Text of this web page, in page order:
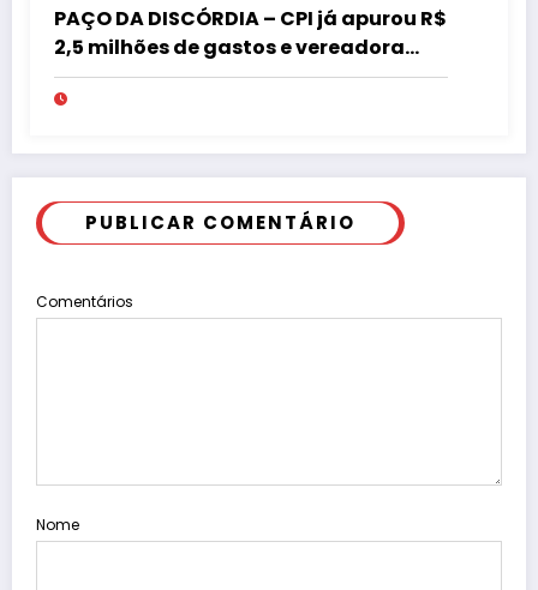
PAÇO DA DISCÓRDIA – CPI já apurou R$
2,5 milhões de gastos e vereadora
pede “acordo” para aprovar R$ 9,5
milhões
PUBLICAR COMENTÁRIO
Comentários
Nome